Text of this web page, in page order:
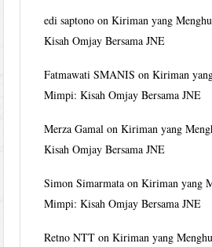
edi saptono onKiriman yang
Kisah Omjay Bersama JNE
Fatmawati SMANIS onKiriman
Mimpi: Kisah Omjay Bersama JNE
Merza Gamal onKiriman yang
Kisah Omjay Bersama JNE
Simon Simarmata onKiriman yang
Mimpi: Kisah Omjay Bersama JNE
Retno NTT onKiriman yang